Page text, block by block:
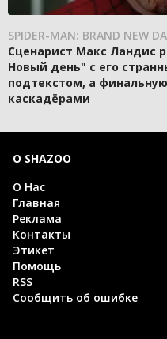
SPIDER-MAN: BRAND NEW
Сценарист Макс Ландис
Новый день" с его
подтекстом, а
каскадёрами
О SHAZOO
О Нас
Главная
Реклама
Контакты
Этикет
Помощь
RSS
Сообщить об ошибке